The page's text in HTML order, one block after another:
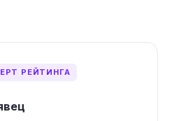
РЕЙТИНГА